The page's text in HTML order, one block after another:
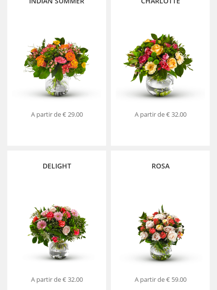
A partir de€ 29.00 A partir de€ 32.00
DELIGHT
A partir de€ 32.00
ROSA
A partir de€ 59.00